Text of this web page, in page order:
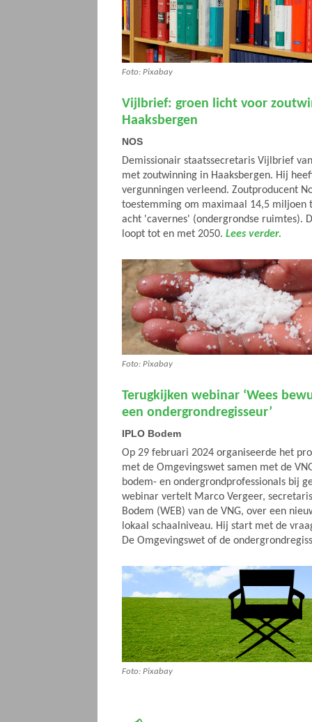
Foto: Pixabay
Vijlbrief: groen licht voor
Haaksbergen
NOS
Demissionair staatssecretaris Vijlbrief
met zoutwinning in Haaksbergen. Hij
vergunningen verleend. Zoutproducent
toestemming om maximaal 14,5 miljoen
acht 'cavernes' (ondergrondse ruimtes).
loopt tot en met 2050. Lees verder.
Foto: Pixabay
Terugkijken webinar ‘Wees
een ondergrondregisseur’
IPLO Bodem
Op 29 februari 2024 organiseerde het
met de Omgevingswet samen met de
bodem- en ondergrondprofessionals bij
webinar vertelt Marco Vergeer,
Bodem (WEB) van de VNG, over een
lokaal schaalniveau. Hij start met de
De Omgevingswet of de
Foto: Pixabay